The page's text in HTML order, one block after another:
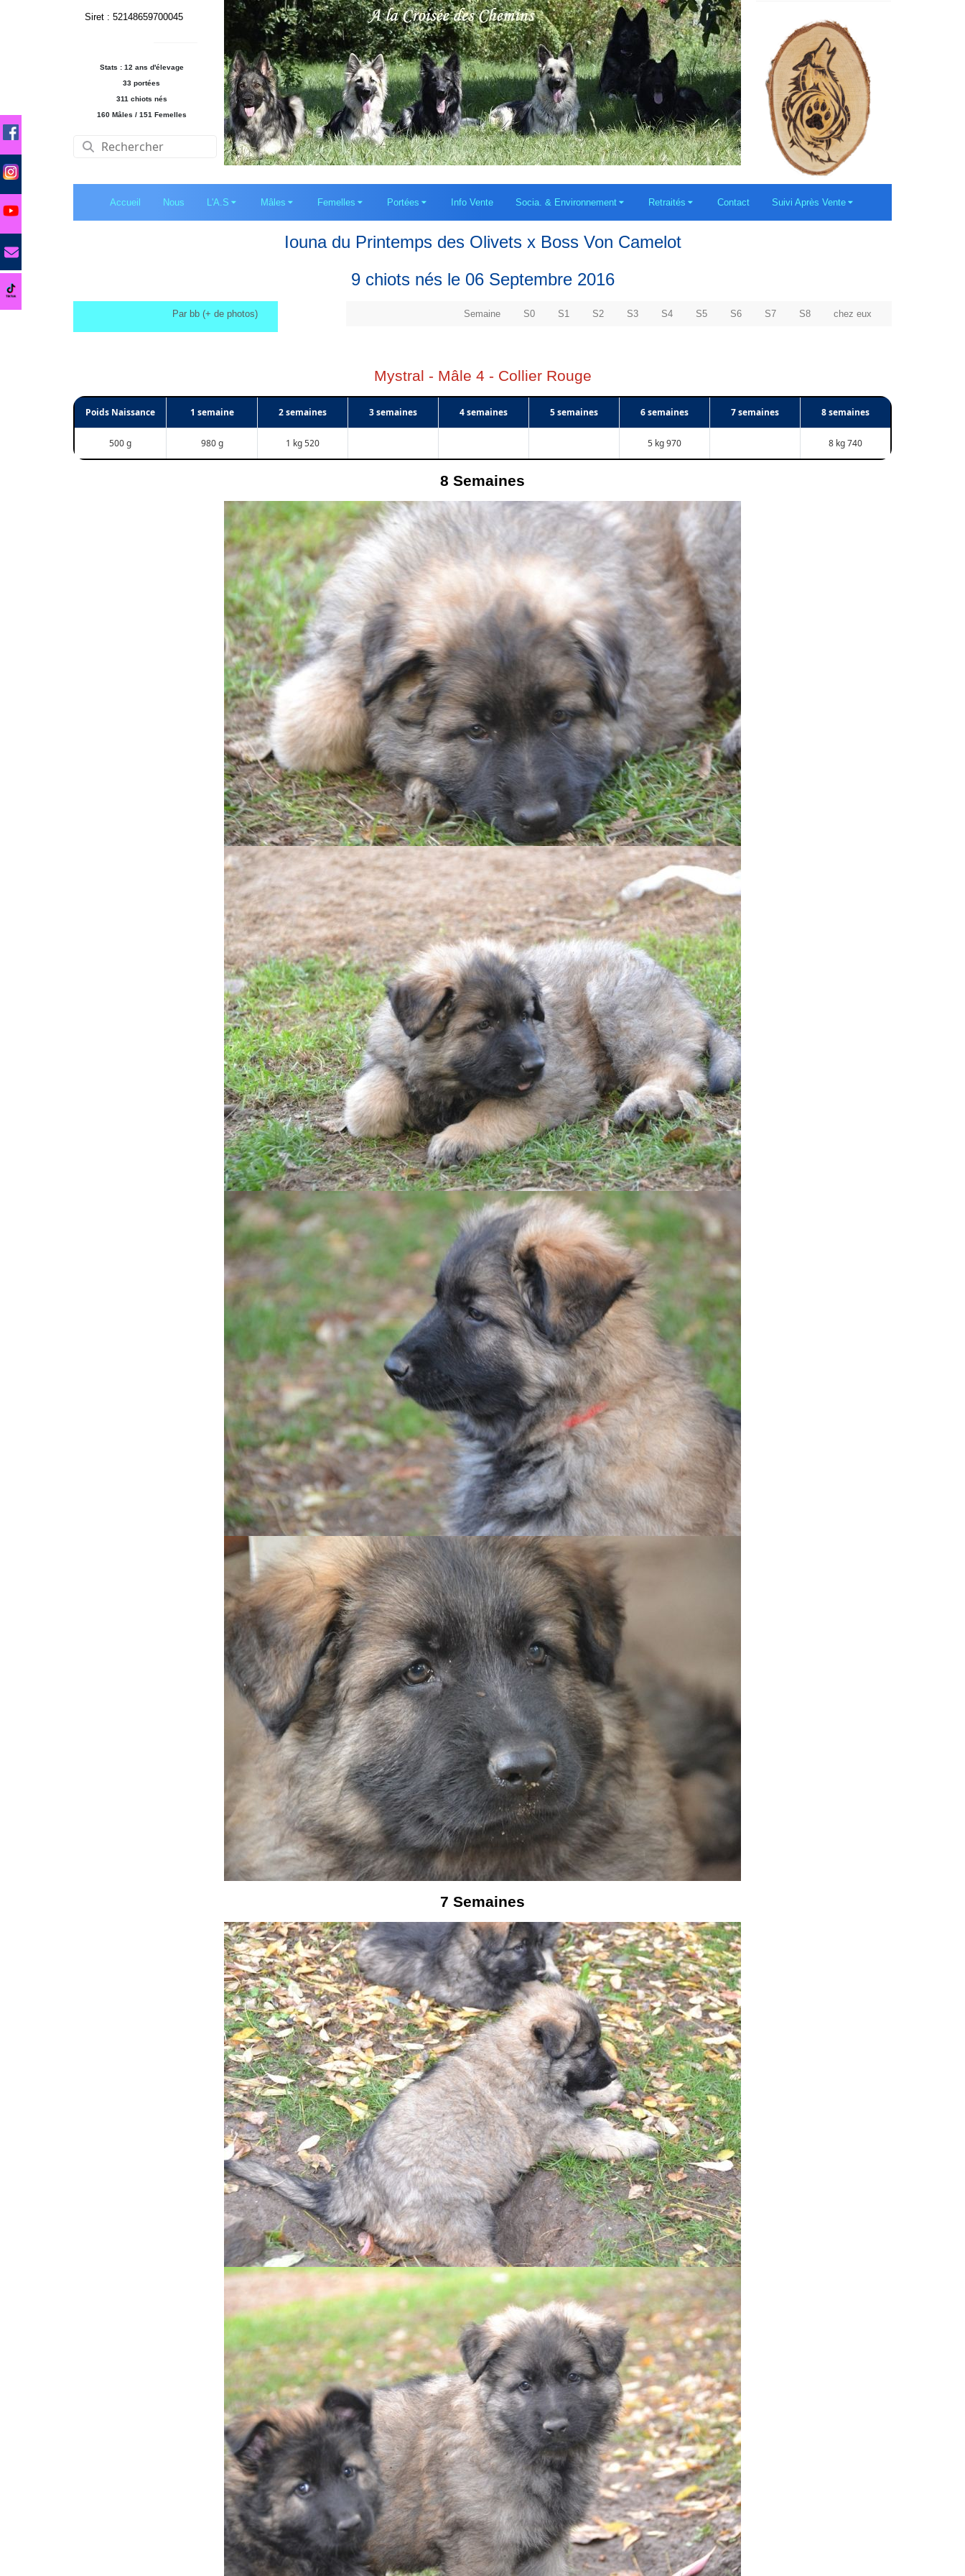
Siret : 52148659700045
Stats : 12 ans d'élevage
33 portées
311 chiots nés
160 Mâles / 151 Femelles
Accueil Nous L'A.S Mâles Femelles Portées Info Vente Socia. & Environnement Retraités Contact Suivi Après Vente
Iouna du Printemps des Olivets x Boss Von Camelot
9 chiots nés le 06 Septembre 2016
Par bb (+ de photos) Semaine S0 S1 S2 S3 S4 S5 S6 S7 S8 chez eux
Mystral - Mâle 4 - Collier Rouge
Poids Naissance 1 semaine 2 semaines 3 semaines 4 semaines 5 semaines 6 semaines 7 semaines 8 semaines
500 g 980 g 1 kg 520 5 kg 970 8 kg 740
8 Semaines
7 Semaines